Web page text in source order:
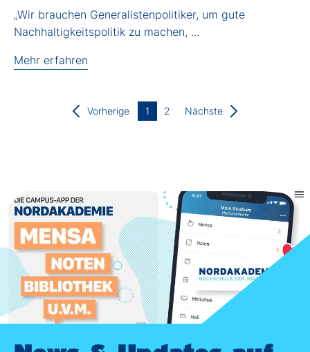
„Wir brauchen Generalistenpolitiker, um gute
Nachhaltigkeitspolitik zu machen, ...
Mehr erfahren
Vorherige 1 2 Nächste